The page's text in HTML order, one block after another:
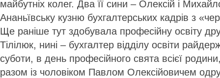
майбутніх колег. Два її сини – Олексій і
Ананьївську кузню бухгалтерських кадрів з
Ще раніше тут здобувала професійну освіту
Тілілюк, нині – бухгалтер відділу освіти
суботи, в день професійного свята всієї
разом із чоловіком Павлом Олексійовичем